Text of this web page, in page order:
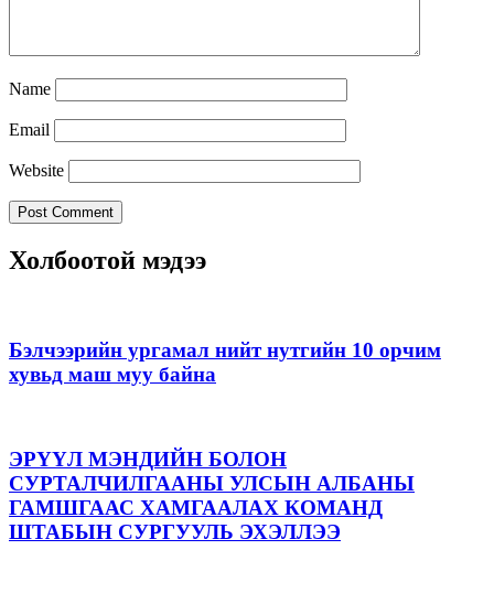
Name
Email
Website
Холбоотой мэдээ
Бэлчээрийн ургамал нийт нутгийн 10 орчим
хувьд маш муу байна
ЭРҮҮЛ МЭНДИЙН БОЛОН
СУРТАЛЧИЛГААНЫ УЛСЫН АЛБАНЫ
ГАМШГААС ХАМГААЛАХ КОМАНД
ШТАБЫН СУРГУУЛЬ ЭХЭЛЛЭЭ